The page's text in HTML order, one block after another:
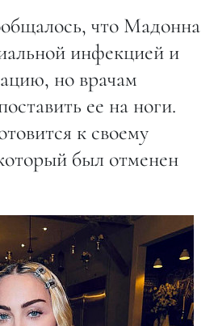
что Мадонна
инфекцией и
но врачам
ее на ноги.
к своему
был отменен